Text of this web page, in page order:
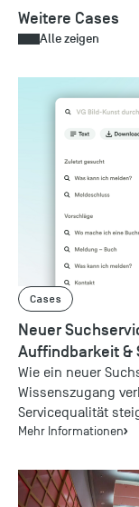
Weitere Cases
Alle zeigen
Cases
Neuer
Auffindbarkeit &
Wie ein neuer
Wissenszugang
Servicequalität
Mehr Informationen